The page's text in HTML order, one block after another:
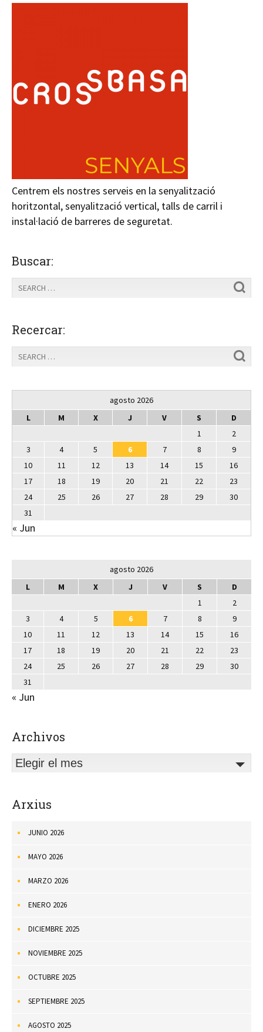
Centrem els nostres serveis en la senyalització
horitzontal, senyalització vertical, talls de carril i
instal·lació de barreres de seguretat.
Buscar:
Recercar:
agosto 2026
L
M X J V S
D
1
2
3
4 5 6 7 8
9
10
11 12 13 14 15
16
17
18 19 20 21 22
23
24
25 26 27 28 29
30
31
« Jun
agosto 2026
L
M X J V S
D
1
2
3
4 5 6 7 8
9
10
11 12 13 14 15
16
17
18 19 20 21 22
23
24
25 26 27 28 29
30
31
« Jun
Archivos
Elegir el mes
Arxius
JUNIO 2026
MAYO 2026
MARZO 2026
ENERO 2026
DICIEMBRE 2025
NOVIEMBRE 2025
OCTUBRE 2025
SEPTIEMBRE 2025
AGOSTO 2025